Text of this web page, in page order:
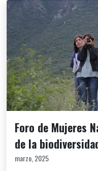
Foro de Mujeres
de la
marzo, 2025